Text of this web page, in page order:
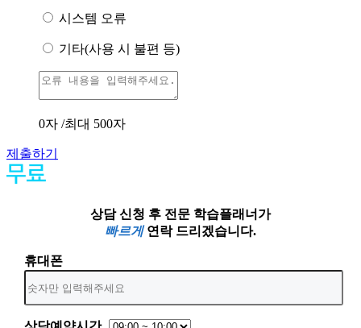
시스템 오류
기타(사용 시 불편 등)
0자 /최대 500자
제출하기
상담 신청 후 전문 학습플래너가
빠르게연락 드리겠습니다.
휴대폰